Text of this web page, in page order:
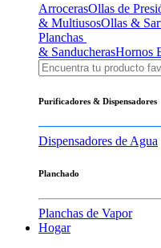
ArrocerasOllas de
& MultiusosOllas &
Planchas
& SanducherasHornos
Purificadores & Dispensadores
Dispensadores de Agua
Planchado
Planchas de Vapor
Hogar